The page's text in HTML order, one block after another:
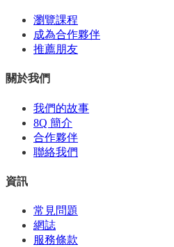
瀏覽課程
成為合作夥伴
推薦朋友
關於我們
我們的故事
8Q 簡介
合作夥伴
聯絡我們
資訊
常見問題
網誌
服務條款